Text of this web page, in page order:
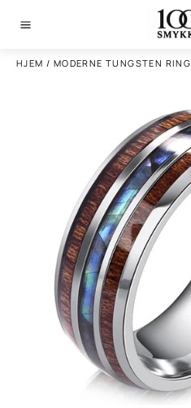
HJEM / MODERNE TUNGSTEN RING